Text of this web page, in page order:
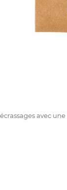
avec une